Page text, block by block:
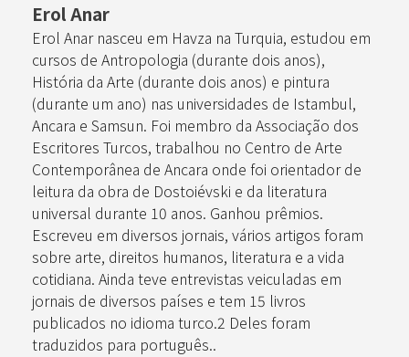
Erol Anar
Erol Anar nasceu em Havza na Turquia, estudou em
cursos de Antropologia (durante dois anos),
História da Arte (durante dois anos) e pintura
(durante um ano) nas universidades de Istambul,
Ancara e Samsun. Foi membro da Associação dos
Escritores Turcos, trabalhou no Centro de Arte
Contemporânea de Ancara onde foi orientador de
leitura da obra de Dostoiévski e da literatura
universal durante 10 anos. Ganhou prêmios.
Escreveu em diversos jornais, vários artigos foram
sobre arte, direitos humanos, literatura e a vida
cotidiana. Ainda teve entrevistas veiculadas em
jornais de diversos países e tem 15 livros
publicados no idioma turco.2 Deles foram
traduzidos para português..